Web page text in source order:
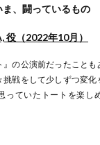
ま、闘っているもの
役（2022年10月）
の公演前だったこと
戦をして少しずつ変
っていたトートを楽し